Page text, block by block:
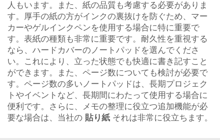
人もいます。また、紙の品質も考慮する必要がありま
す。厚手の紙の方がインクの裏抜けを防ぐため、マー
カーやゲルインクペンを使用する場合に特に重要で
す。表紙の種類も非常に重要です。耐久性を重視する
なら、ハードカバーのノートパッドを選んでくださ
い。これにより、立った状態でも快適に書き記すこと
ができます。また、ページ数についても検討が必要で
す。ページ数の多いノートパッドは、長期プロジェク
トやイベントなど、長期間にわたって使用する場合に
便利です。さらに、メモの整理に役立つ追加機能が必
要な場合は、当社の 貼り紙 それは非常に役立ちます。